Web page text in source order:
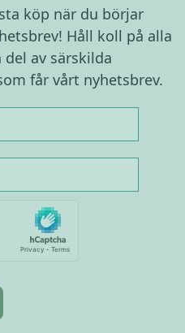
köp när du börjar
Håll koll på alla
av särskilda
får vårt nyhetsbrev.